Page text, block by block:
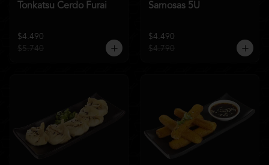
Tonkatsu Cerdo Furai
$4.490
$5.740
Samosas 5U
$4.490
$4.790